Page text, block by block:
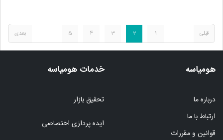
قبلی 1
2
3
4
5 بعدی
هومیاسه
درباره ما
ارتباط با ما
قوانین و مقررات
خدمات هومیاسه
تحقیق بازار
ایده پردازی اختصاصی